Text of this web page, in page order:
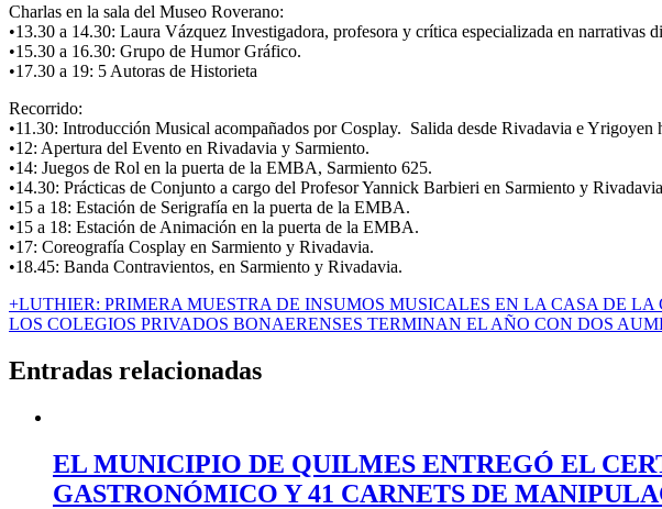
Charlas en la sala del Museo Roverano:
•13.30 a 14.30: Laura Vázquez Investigadora, profesora y crítica especializada en
•15.30 a 16.30: Grupo de Humor Gráfico.
•17.30 a 19: 5 Autoras de Historieta
Recorrido:
•11.30: Introducción Musical acompañados por Cosplay. Salida desde Rivadavia e Yrigoyen
•12: Apertura del Evento en Rivadavia y Sarmiento.
•14: Juegos de Rol en la puerta de la EMBA, Sarmiento 625.
•14.30: Prácticas de Conjunto a cargo del Profesor Yannick Barbieri en Sarmiento y
•15 a 18: Estación de Serigrafía en la puerta de la EMBA.
•15 a 18: Estación de Animación en la puerta de la EMBA.
•17: Coreografía Cosplay en Sarmiento y Rivadavia.
•18.45: Banda Contravientos, en Sarmiento y Rivadavia.
Navegación
de
entradas
+LUTHIER: PRIMERA MUESTRA DE INSUMOS MUSICALES EN LA CASA DE LA
LOS COLEGIOS PRIVADOS BONAERENSES TERMINAN EL AÑO CON DOS
Entradas relacionadas
EL MUNICIPIO DE QUILMES ENTREGÓ EL
GASTRONÓMICO Y 41 CARNETS DE